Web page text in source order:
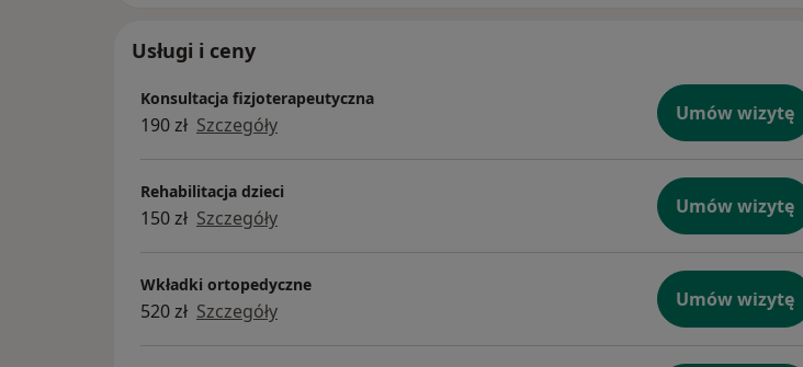
Usługi i ceny
Konsultacja fizjoterapeutyczna
190 zł Szczegóły Umów wizytę
Rehabilitacja dzieci
150 zł Szczegóły Umów wizytę
Wkładki ortopedyczne
520 zł Szczegóły Umów wizytę